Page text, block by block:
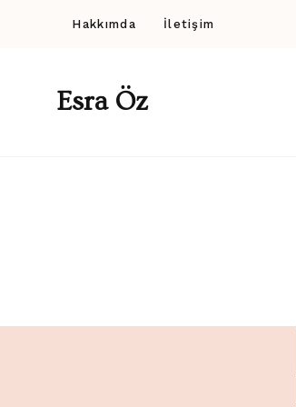
Hakkımda İletişim
Esra Öz